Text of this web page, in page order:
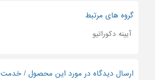
گروه های مرتبط
آیینه دکوراتیو
ارسال دیدگاه در مورد این محصول / خدمت